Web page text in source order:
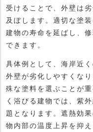
受けることで、外壁は
及ぼします。適切な塗
建物の寿命を延ばし、
できます。
具体例として、海岸近
外壁が劣化しやすくな
殊な塗料を選ぶことが
く浴びる建物では、紫
題となります。遮熱効
物内部の温度上昇を抑